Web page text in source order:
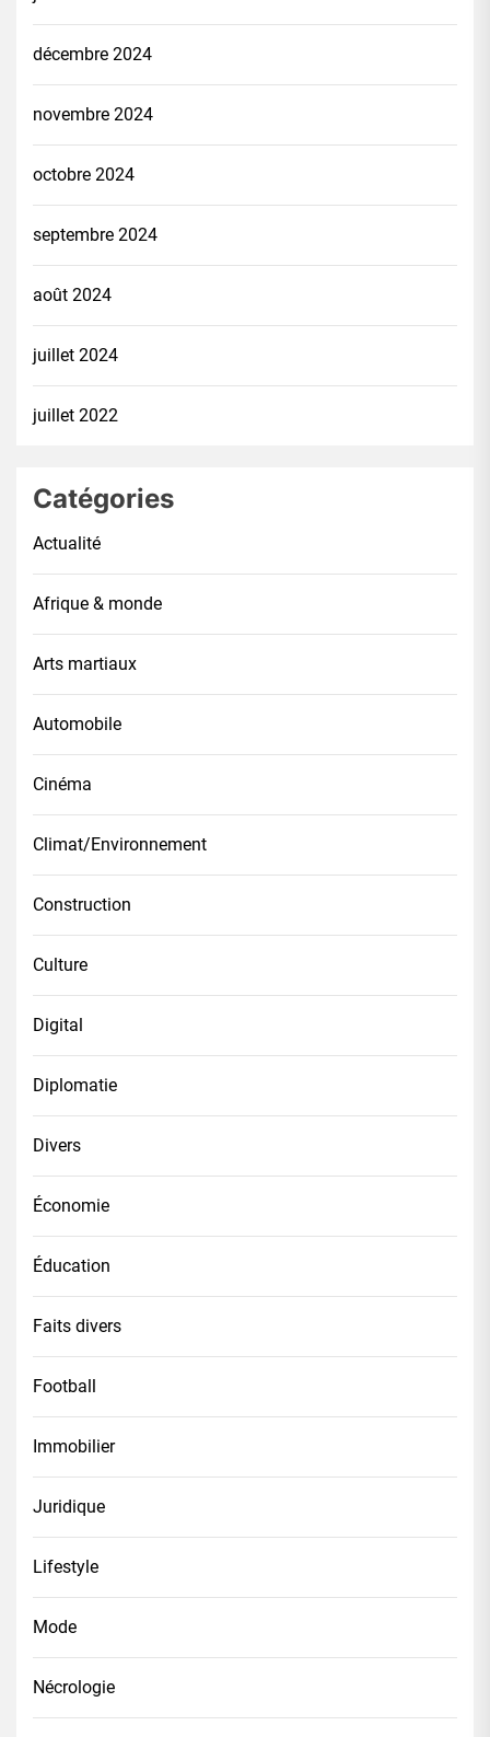
décembre 2024
novembre 2024
octobre 2024
septembre 2024
août 2024
juillet 2024
juillet 2022
Catégories
Actualité
Afrique & monde
Arts martiaux
Automobile
Cinéma
Climat/Environnement
Construction
Culture
Digital
Diplomatie
Divers
Économie
Éducation
Faits divers
Football
Immobilier
Juridique
Lifestyle
Mode
Nécrologie